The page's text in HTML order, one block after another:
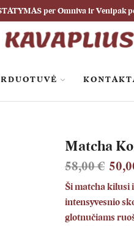
per Omniva ir Venipak
Matcha
58,00€
Ši matcha kilusi
intensyvesnio
glotnučiams